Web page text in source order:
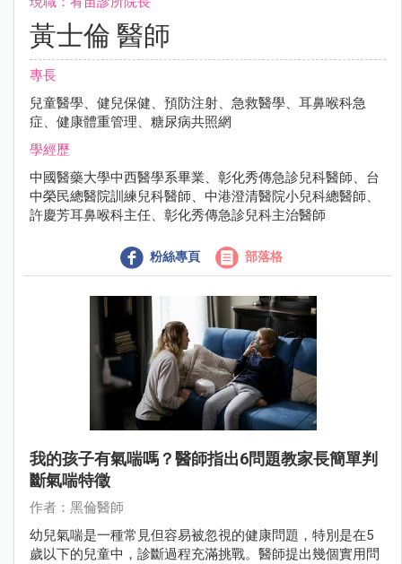
黃士倫 醫師
專長
兒童醫學、健兒保健、預防注射、急救醫學、耳鼻喉科急
症、健康體重管理、糖尿病共照網
學經歷
中國醫藥大學中西醫學系畢業、彰化秀傳急診兒科醫師、台
中榮民總醫院訓練兒科醫師、中港澄清醫院小兒科總醫師、
許慶芳耳鼻喉科主任、彰化秀傳急診兒科主治醫師
粉絲專頁 部落格
我的孩子有氣喘嗎？醫師指出6問題教家長簡單判
斷氣喘特徵
作者：黑倫醫師
幼兒氣喘是一種常見但容易被忽視的健康問題，特別是在5
歲以下的兒童中，診斷過程充滿挑戰。醫師提出幾個實用問